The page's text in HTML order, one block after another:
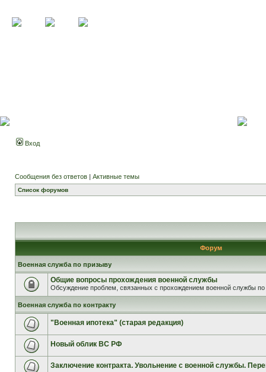
Вход
Сообщения без ответов | Активные темы
Список форумов
Форум
Военная служба по призыву
Общие вопросы прохождения военной службы
Обсуждение проблем, связанных с прохождением военной службы по
Военная служба по контракту
"Военная ипотека" (старая редакция)
Новый облик ВС РФ
Заключение контракта. Увольнение с военной службы.